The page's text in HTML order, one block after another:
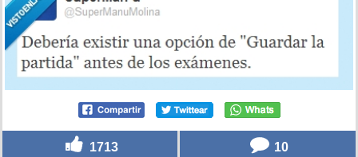
1713 10